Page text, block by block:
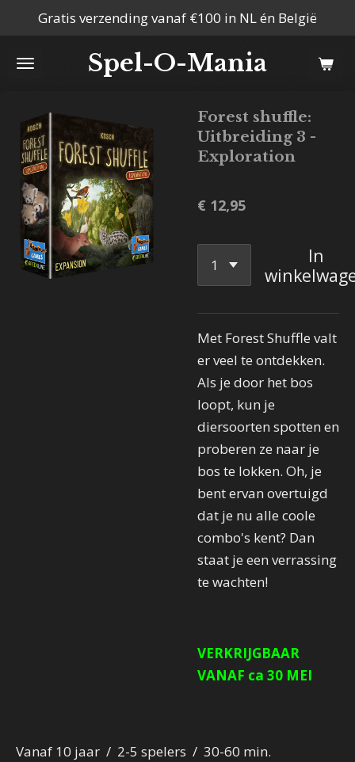
naar
Spel-O-Mania
Gratis verzending vanaf €100 in NL én België
Forest shuffle:
Uitbreiding 3 -
Exploration
€ 12,95
In
Met Forest Shuffle valt
er veel te ontdekken.
Als je door het bos
loopt, kun je
diersoorten spotten en
proberen ze naar je
bos te lokken. Oh, je
bent ervan overtuigd
dat je nu alle coole
combo's kent? Dan
staat je een verrassing
te wachten!
VERKRIJGBAAR
VANAF ca 30 MEI
Vanaf 10 jaar / 2-5 spelers / 30-60 min.